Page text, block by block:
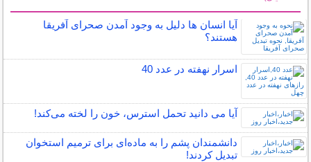
آیا انسان ها دلیل به وجود آمدن صحرای آفریقا
هستند؟
اسرار نهفته در عدد 40
آیا می دانید تحمل استرس، خون را لخته می‌کند!
دانشمندان پشم را به ماده‌ای برای ترمیم استخوان
تبدیل کردند!